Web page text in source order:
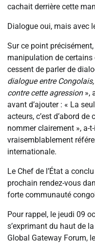
cachait derrière cette
Dialogue oui, mais avec
Sur ce point
manipulation de
cessent de parler de
dialogue entre
contre cette agression»,
avant d’ajouter : « La
acteurs, c’est d’abord de
nommer clairement », a-
vraisemblablement
internationale.
Le Chef de l’État a
prochain rendez-vous
forte communauté
Pour rappel, le jeudi 09
s’exprimant du haut de
Global Gateway Forum,